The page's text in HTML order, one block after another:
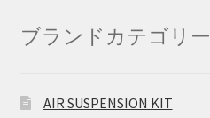
ブランドカテゴリー
AIR SUSPENSION KIT